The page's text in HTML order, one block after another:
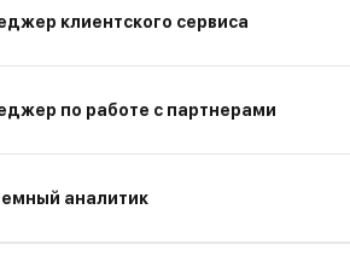
клиентского сервиса
по работе с партнерами
аналитик